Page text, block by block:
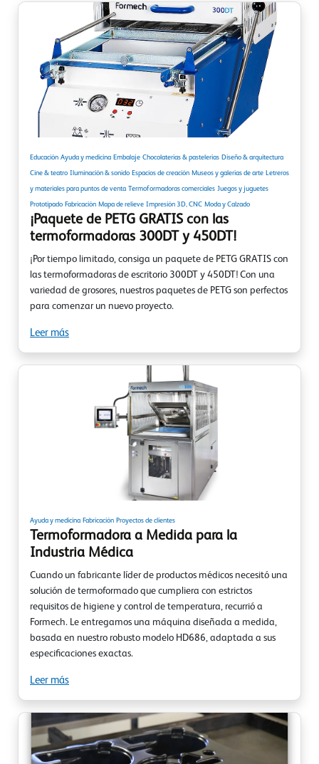
Educación Ayuda y medicina Embalaje Chocolaterías & pastelerías Diseño & arquitectura
Cine & teatro Iluminación & sonido Espacios de creación Museos y galerías de arte Letreros
y materiales para puntos de venta Termoformadoras comerciales Juegos y juguetes
Prototipado Fabricación Mapa de relieve Impresión 3D, CNC Moda y Calzado
¡Paquete de PETG GRATIS con las
termoformadoras 300DT y 450DT!
¡Por tiempo limitado, consiga un paquete de PETG GRATIS con
las termoformadoras de escritorio 300DT y 450DT! Con una
variedad de grosores, nuestros paquetes de PETG son perfectos
para comenzar un nuevo proyecto.
Leer más
Ayuda y medicina Fabricación Proyectos de clientes
Termoformadora a Medida para la
Industria Médica
Cuando un fabricante líder de productos médicos necesitó una
solución de termoformado que cumpliera con estrictos
requisitos de higiene y control de temperatura, recurrió a
Formech. Le entregamos una máquina diseñada a medida,
basada en nuestro robusto modelo HD686, adaptada a sus
especificaciones exactas.
Leer más